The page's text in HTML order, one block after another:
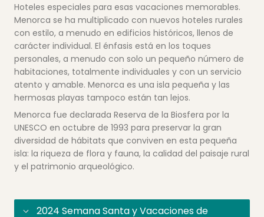
Hoteles especiales para esas vacaciones memorables.
Menorca se ha multiplicado con nuevos hoteles rurales
con estilo, a menudo en edificios históricos, llenos de
carácter individual. El énfasis está en los toques
personales, a menudo con solo un pequeño número de
habitaciones, totalmente individuales y con un servicio
atento y amable. Menorca es una isla pequeña y las
hermosas playas tampoco están tan lejos.
Menorca fue declarada Reserva de la Biosfera por la
UNESCO en octubre de 1993 para preservar la gran
diversidad de hábitats que conviven en esta pequeña
isla: la riqueza de flora y fauna, la calidad del paisaje rural
y el patrimonio arqueológico.
2024 Semana Santa y Vacaciones de